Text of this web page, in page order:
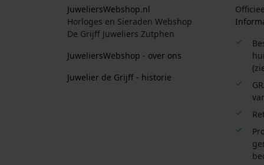
JuweliersWebshop.nl
Horloges en Sieraden Webshop
De Grijff Juweliers Zutphen
JuweliersWebshop - over ons
Juwelier de Grijff - historie